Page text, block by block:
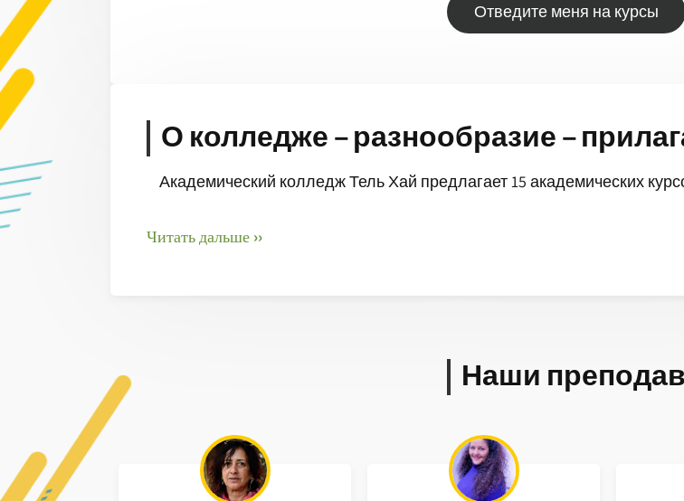
Отведите меня на курсы
О колледже – разнообразие –
Академический колледж Тель Хай предлагает 15 академических
Читать дальше ››
Наши